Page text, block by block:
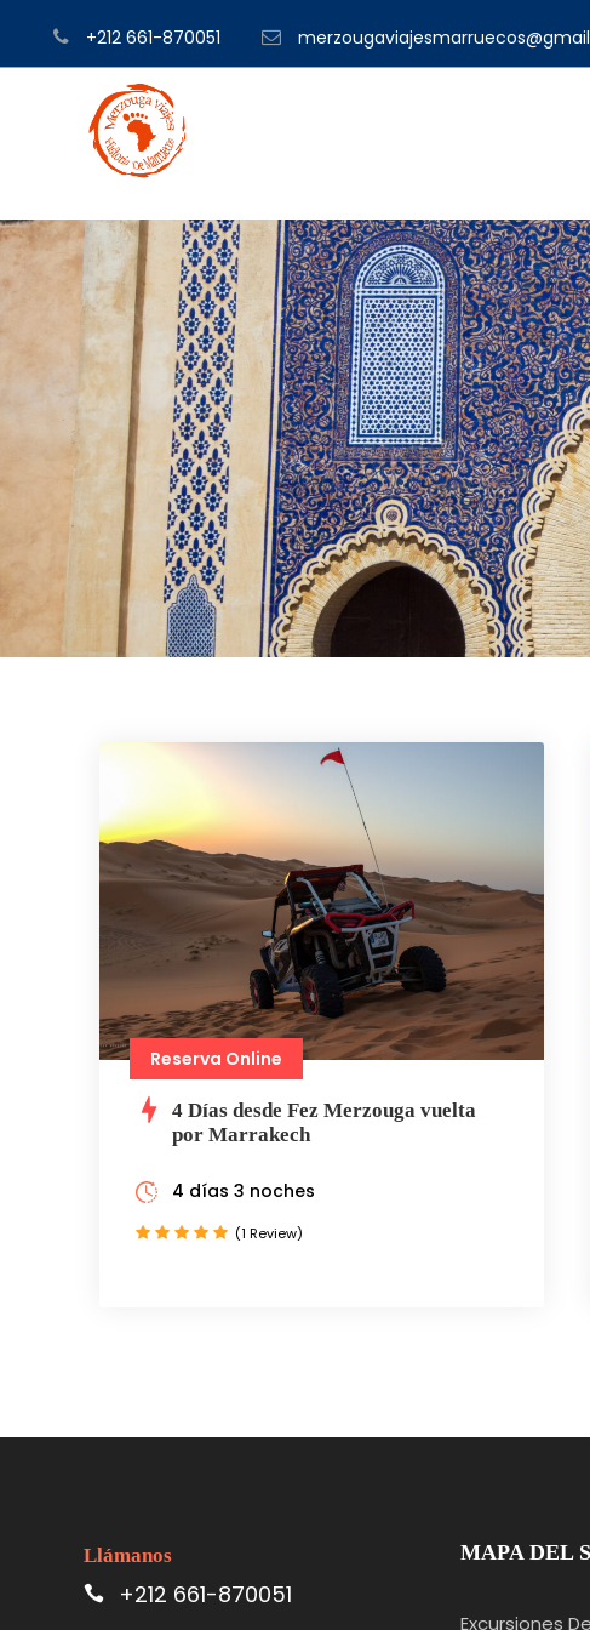
+212 661-870051
Reserva Online
4 Días desde Fez Merzouga vuelta
por Marrakech
4 días 3 noches
(1 Review)
Llámanos
+212 661-870051
MAPA DEL
Excursiones